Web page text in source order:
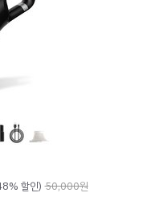
할인) 50,000원